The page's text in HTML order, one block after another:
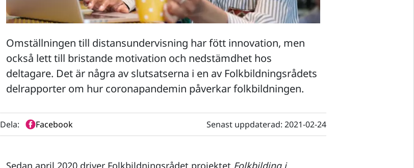
Omställningen till distansundervisning har fött innovation, men
också lett till bristande motivation och nedstämdhet hos
deltagare. Det är några av slutsatserna i en av Folkbildningsrådets
delrapporter om hur coronapandemin påverkar folkbildningen.
Dela: Facebook Senast uppdaterad: 2021-02-24
Sedan april 2020 driver Folkbildningsrådet projektet Folkbilding i